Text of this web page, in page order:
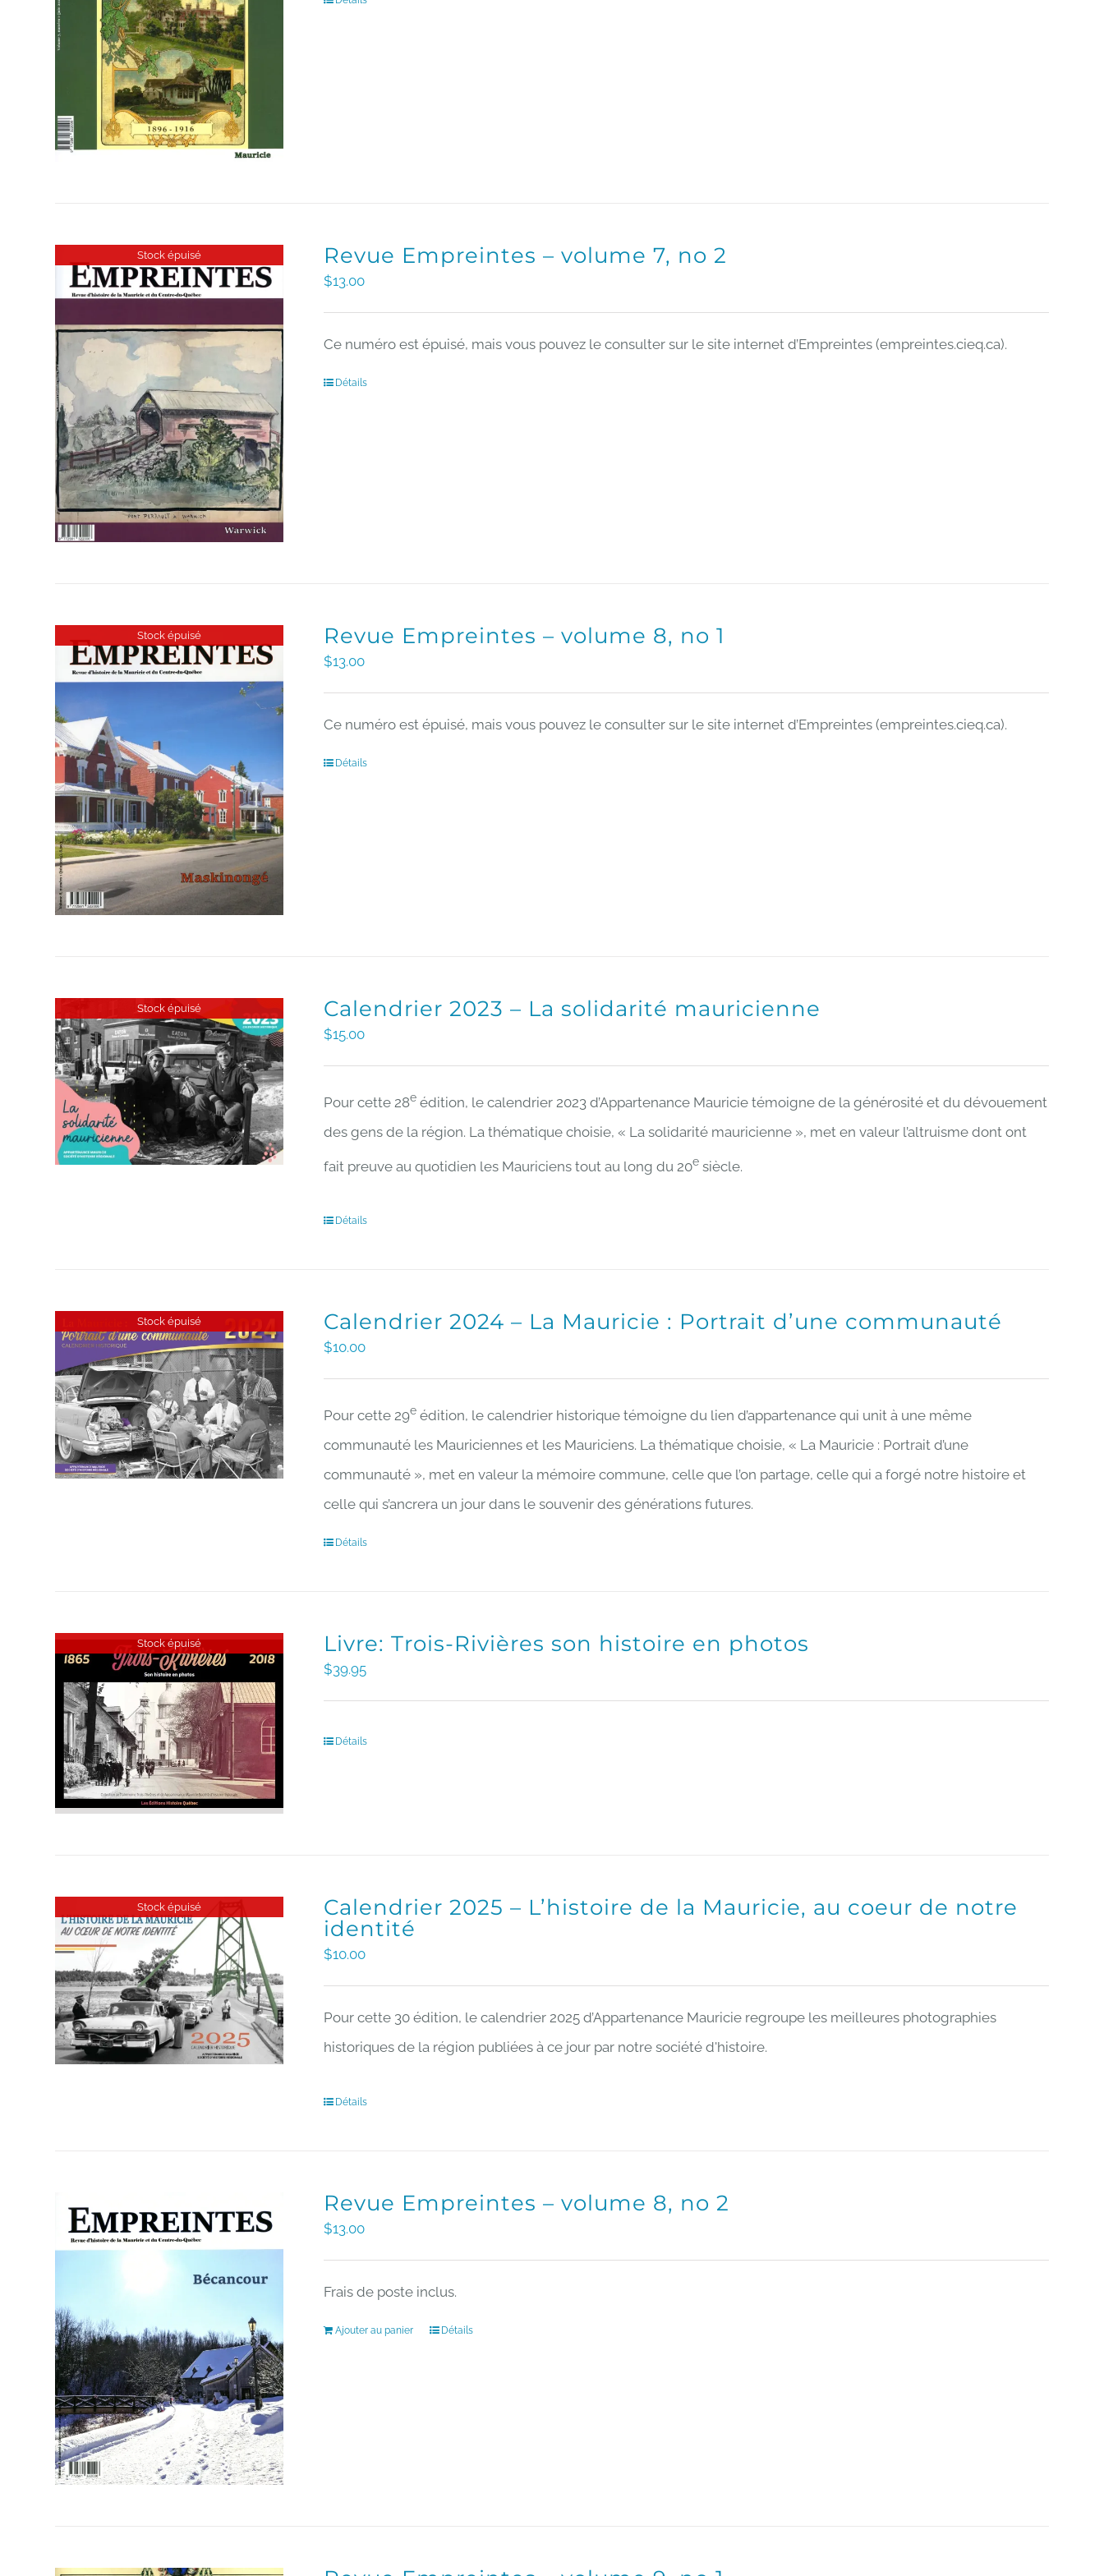
Stock épuisé Revue Empreintes – volume 7, no 2
$13.00
Ce numéro est épuisé, mais vous pouvez le consulter sur le site internet d’Empreintes (empreintes.cieq.ca).
Détails
Stock épuisé Revue Empreintes – volume 8, no 1
$13.00
Ce numéro est épuisé, mais vous pouvez le consulter sur le site internet d’Empreintes (empreintes.cieq.ca).
Détails
Stock épuisé Calendrier 2023 – La solidarité mauricienne
$15.00
Pour cette 28eédition, le calendrier 2023 d’Appartenance Mauricie témoigne de la générosité et du dévouement
des gens de la région. La thématique choisie, « La solidarité mauricienne », met en valeur l’altruisme dont ont
fait preuve au quotidien les Mauriciens tout au long du 20esiècle.
Détails
Stock épuisé Calendrier 2024 – La Mauricie : Portrait d’une communauté
$10.00
Pour cette 29eédition, le calendrier historique témoigne du lien d’appartenance qui unit à une même
communauté les Mauriciennes et les Mauriciens. La thématique choisie, « La Mauricie : Portrait d’une
communauté », met en valeur la mémoire commune, celle que l’on partage, celle qui a forgé notre histoire et
celle qui s’ancrera un jour dans le souvenir des générations futures.
Détails
Stock épuisé Livre: Trois-Rivières son histoire en photos
$39.95
Détails
Stock épuisé
Calendrier 2025 – L’histoire de la Mauricie, au coeur de notre
identité
$10.00
Pour cette 30 édition, le calendrier 2025 d’Appartenance Mauricie regroupe les meilleures photographies
historiques de la région publiées à ce jour par notre société d'histoire.
Détails
Revue Empreintes – volume 8, no 2
$13.00
Frais de poste inclus.
Ajouter au panier Détails